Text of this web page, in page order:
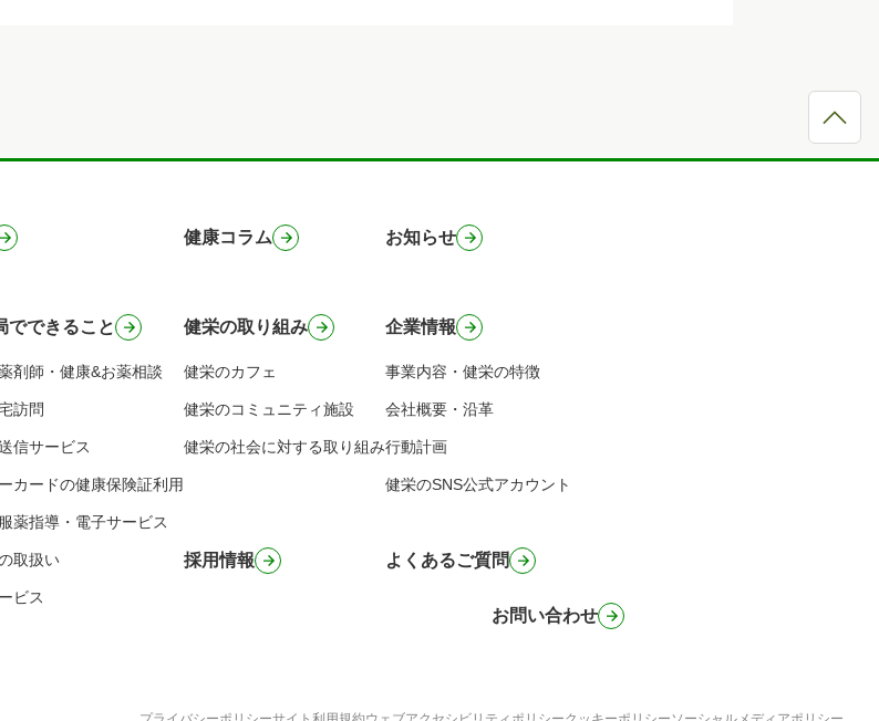
でできること
剤師・健康&お薬相談
訪問
信サービス
カードの健康保険証利用
薬指導・電子サービス
取扱い
ビス
健康コラム
健栄の取り組み
健栄のカフェ
健栄のコミュニティ施設
健栄の社会に対する取り組み
採用情報
お知らせ
企業情報
事業内容・健栄の特徴
会社概要・沿革
行動計画
健栄のSNS公式アカウント
よくあるご質問
お問い合わせ